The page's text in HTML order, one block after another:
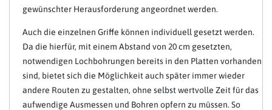
gewünschter Herausforderung angeordnet werden.
Auch die einzelnen Griffe können individuell gesetzt werden.
Da die hierfür, mit einem Abstand von 20 cm gesetzten,
notwendigen Lochbohrungen bereits in den Platten vorhanden
sind, bietet sich die Möglichkeit auch später immer wieder
andere Routen zu gestalten, ohne selbst wertvolle Zeit für das
aufwendige Ausmessen und Bohren opfern zu müssen. So